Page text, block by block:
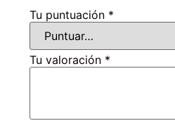
Tu puntuación *
Tu valoración *